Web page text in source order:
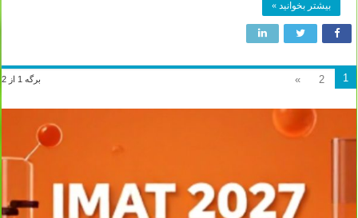
بیشتر بخوانید »
برگه 1 از 2 1
2
»